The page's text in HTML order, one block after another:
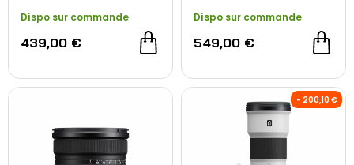
Dispo sur commande
439,00 €
Dispo sur commande
549,00 €